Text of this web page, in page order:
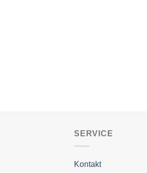
SERVICE
Kontakt